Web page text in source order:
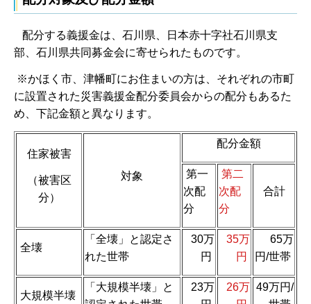
配分する義援金は、石川県、日本赤十字社石川県支
部、石川県共同募金会に寄せられたものです。
※かほく市、津幡町にお住まいの方は、それぞれの市町
に設置された災害義援金配分委員会からの配分もあるた
め、下記金額と異なります。
住家被害
（被害区
分）
対象
配分金額
第一
次配
分
第二
次配
分
合計
全壊
「全壊」と認定さ
れた世帯
30万
円
35万
円
65万
円/世帯
大規模半壊
「大規模半壊」と
23万
26万 49万円/